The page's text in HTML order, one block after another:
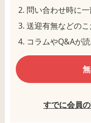
問い合わせ時に
送迎有無などの
コラムやQ&Aが
すでに会員